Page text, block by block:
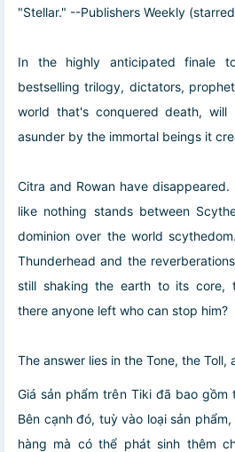
"Stellar." --Publishers Weekly
In the highly anticipated finale
bestselling trilogy, dictators,
world that's conquered death, will
asunder by the immortal beings it
Citra and Rowan have
like nothing stands between
dominion over the world
Thunderhead and the
still shaking the earth to its core,
there anyone left who can stop him?
The answer lies in the Tone, the Toll,
Giá sản phẩm trên Tiki đã bao gồm
Bên cạnh đó, tuỳ vào loại sản
hàng mà có thể phát sinh thêm